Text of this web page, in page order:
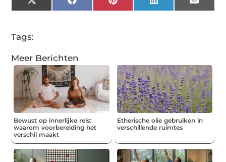
X
(Twitter)
FacebookPinterestLinkedInEmail
Tags:
Meer Berichten
Bewust op innerlijke reis:
waarom voorbereiding het
verschil maakt
Etherische olie gebruiken in
verschillende ruimtes